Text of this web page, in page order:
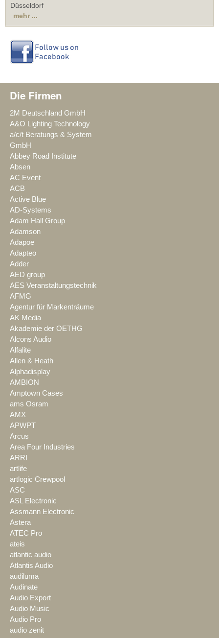
Düsseldorf
mehr ...
Die Firmen
2M Deutschland GmbH
A&O Lighting Technology
a/c/t Beratungs & System
GmbH
Abbey Road Institute
Absen
AC Event
ACB
Active Blue
AD-Systems
Adam Hall Group
Adamson
Adapoe
Adapteo
Adder
AED group
AES Veranstaltungstechnik
AFMG
Agentur für Markenträume
AK Media
Akademie der OETHG
Alcons Audio
Alfalite
Allen & Heath
Alphadisplay
AMBION
Amptown Cases
ams Osram
AMX
APWPT
Arcus
Area Four Industries
ARRI
artlife
artlogic Crewpool
ASC
ASL Electronic
Assmann Electronic
Astera
ATEC Pro
ateis
atlantic audio
Atlantis Audio
audiluma
Audinate
Audio Export
Audio Music
Audio Pro
audio zenit